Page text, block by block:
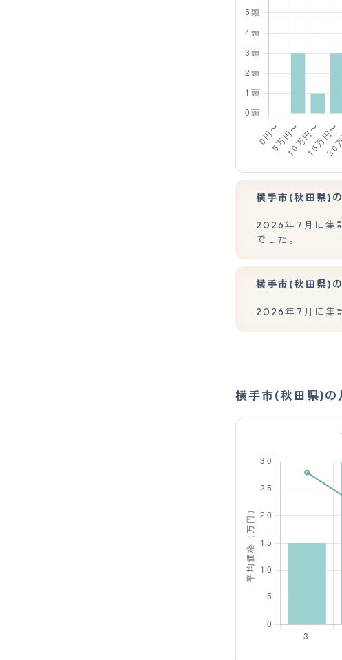
横手市(秋田県)
2026年7月に集
でした。
横手市(秋田県)
2026年7月に集
横手市(秋田県)の